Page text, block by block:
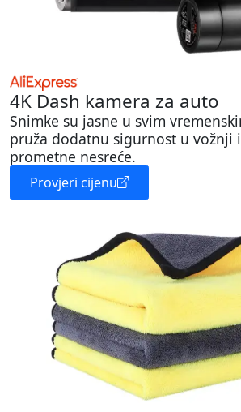
4K Dash kamera za auto
Snimke su jasne u svim
pruža dodatnu sigurnost u vožnji
prometne nesreće.
Provjeri cijenu